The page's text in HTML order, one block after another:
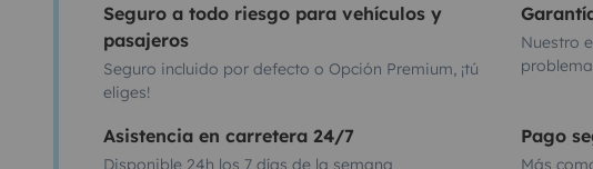
Seguro a todo riesgo para vehículos y
pasajeros
Seguro incluido por defecto o Opción Premium, ¡tú
eliges!
Nuestro
Asistencia en carretera 24/7
Disponible 24h los 7 días de la semana
Pago
Más